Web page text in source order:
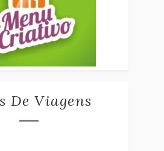
De Viagens